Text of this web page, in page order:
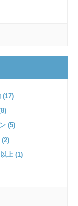
(17)
(5)
上 (1)